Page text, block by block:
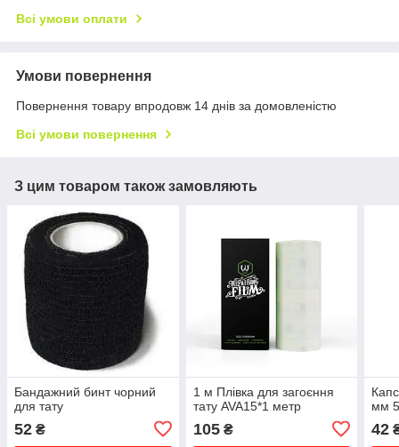
Всі умови оплати
Умови повернення
Повернення товару впродовж 14 днів за домовленістю
Всі умови повернення
З цим товаром також замовляють
Бандажний бинт чорний
для тату
52 ₴
1 м Плівка для загоєння
тату AVA15*1 метр
105₴
мм
42